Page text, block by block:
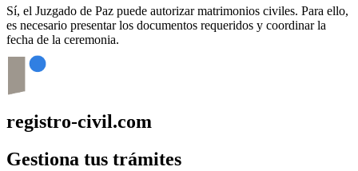
Sí, el Juzgado de Paz puede autorizar matrimonios civiles. Para ello,
es necesario presentar los documentos requeridos y coordinar la
fecha de la ceremonia.
registro-civil.com
Gestiona tus trámites